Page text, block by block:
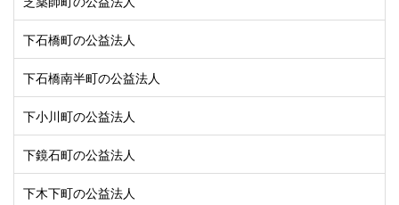
下石橋町の公益法人
下石橋南半町の公益法人
下小川町の公益法人
下鏡石町の公益法人
下木下町の公益法人